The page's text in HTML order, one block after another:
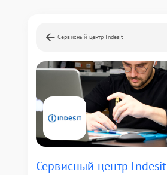
Сервисный центр Indesit
Сервисный центр Indesit